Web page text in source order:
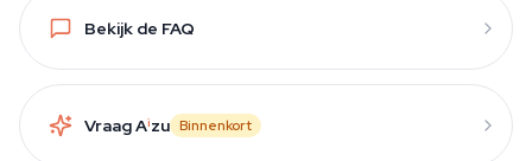
Bekijk de FAQ
Vraag Aizu Binnenkort